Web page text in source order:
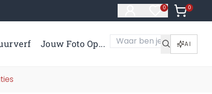
0
Artikelen in
0
Artikelen
Jouw Foto Op... AI